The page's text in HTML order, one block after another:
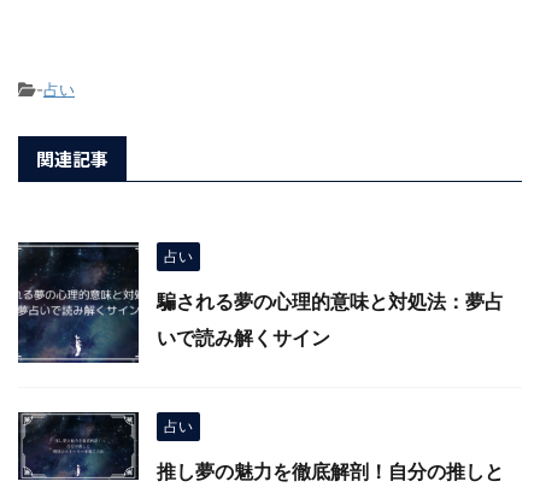
-占い
関連記事
占い
騙される夢の心理的意味と対処法：夢占
いで読み解くサイン
占い
推し夢の魅力を徹底解剖！自分の推しと